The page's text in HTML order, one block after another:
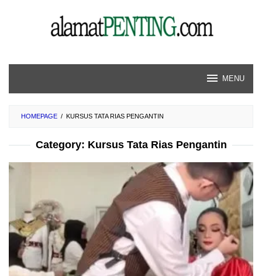
MENU
HOMEPAGE / KURSUS TATA RIAS PENGANTIN
Category: Kursus Tata Rias Pengantin